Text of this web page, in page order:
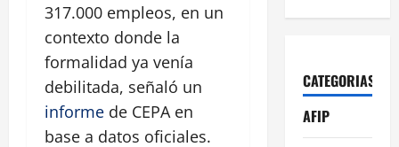
317.000 empleos, en un
contexto donde la
formalidad ya venía
debilitada, señaló un
informe de CEPA en
base a datos oficiales.
CATEGORIAS
AFIP